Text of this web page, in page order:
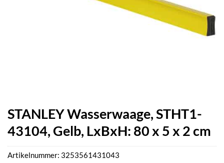
STANLEY Wasserwaage, STHT1-
43104, Gelb, LxBxH: 80 x 5 x 2 cm
Artikelnummer: 3253561431043